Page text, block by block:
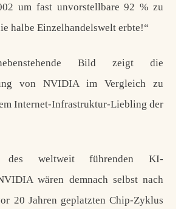
um fast unvorstellbare 92 % zu
halbe Einzelhandelswelt erbte!“
Bild zeigt die
von NVIDIA im Vergleich zu
Internet-Infrastruktur-Liebling der
des weltweit führenden KI-
wären demnach selbst nach
20 Jahren geplatzten Chip-Zyklus